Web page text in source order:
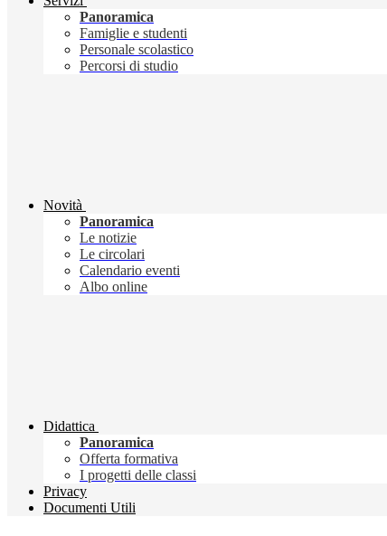
Panoramica
Famiglie e studenti
Personale scolastico
Percorsi di studio
Novità
Panoramica
Le notizie
Le circolari
Calendario eventi
Albo online
Didattica
Panoramica
Offerta formativa
I progetti delle classi
Privacy
Documenti Utili